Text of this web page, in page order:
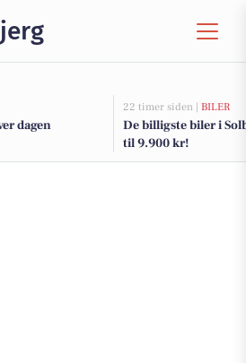
dagen
22 timer siden | BILER
De billigste biler i
til 9.900 kr!